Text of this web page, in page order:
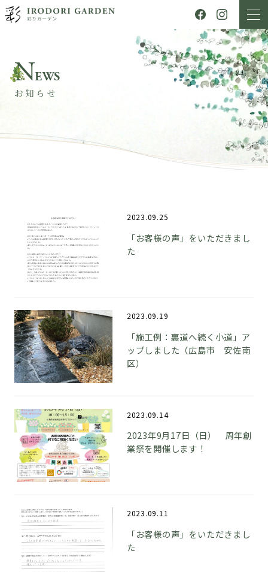
NEWS
お知らせ
2023.09.25
「お客様の声」をいただきまし
た
2023.09.19
「施工例：裏道へ続く小道」ア
ップしました（広島市 安佐南
区）
2023.09.14
2023年9月17日（日） 周年創
業祭を開催します！
2023.09.11
「お客様の声」をいただきまし
た